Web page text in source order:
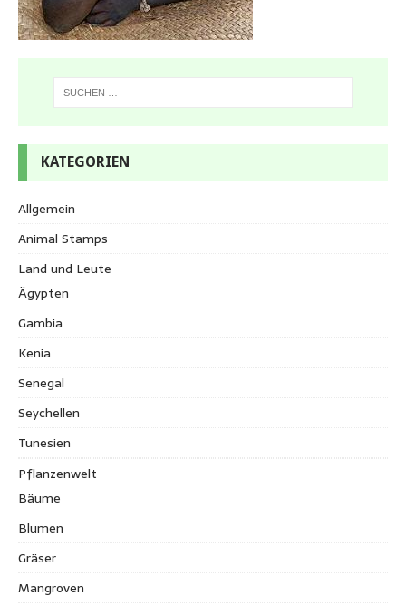
KATEGORIEN
Allgemein
Animal Stamps
Land und Leute
Ägypten
Gambia
Kenia
Senegal
Seychellen
Tunesien
Pflanzenwelt
Bäume
Blumen
Gräser
Mangroven